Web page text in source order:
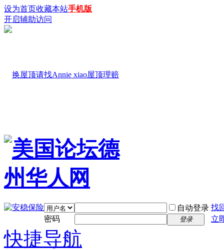
设为首页收藏本站手机版
开启辅助访问
自动登录 找
密码
登录 立
快捷导航